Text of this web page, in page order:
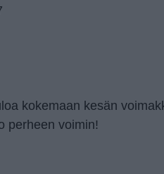
kokemaan kesän
perheen voimin!